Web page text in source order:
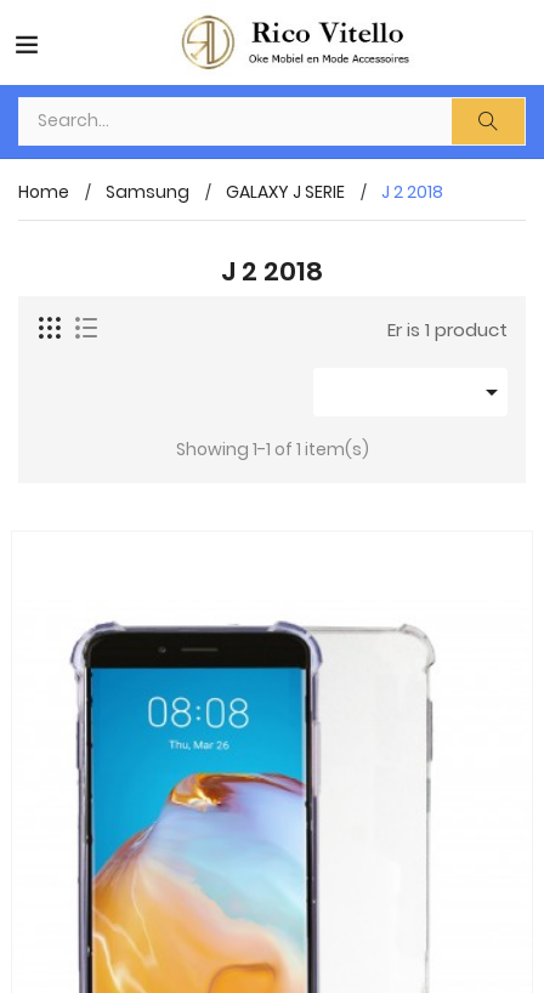
Home Samsung GALAXY J SERIE J 2 2018
J 2 2018
Er is 1 product

Showing 1-1 of 1 item(s)